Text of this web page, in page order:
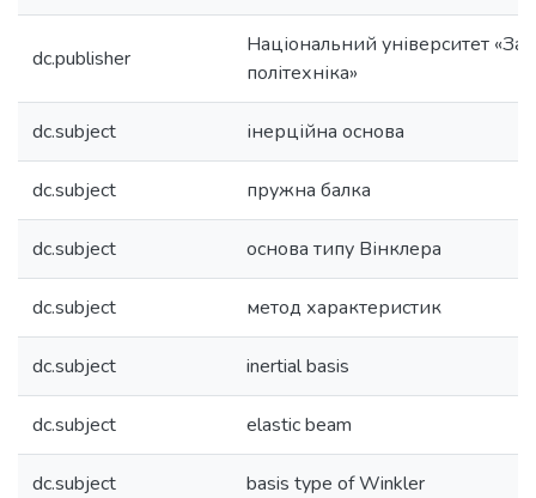
dc.publisher
Національний університет
політехніка»
dc.subject інерційна основа
dc.subject пружна балка
dc.subject основа типу Вінклера
dc.subject метод характеристик
dc.subject inertial basis
dc.subject elastic beam
dc.subject basis type of Winkler